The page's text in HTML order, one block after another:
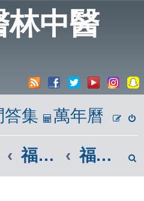
林中醫
答集 萬年曆
福智佛教團體|福智廣論 福智僧團